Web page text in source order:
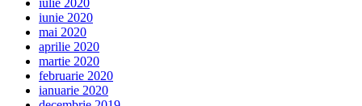
iulie 2020
iunie 2020
mai 2020
aprilie 2020
martie 2020
februarie 2020
ianuarie 2020